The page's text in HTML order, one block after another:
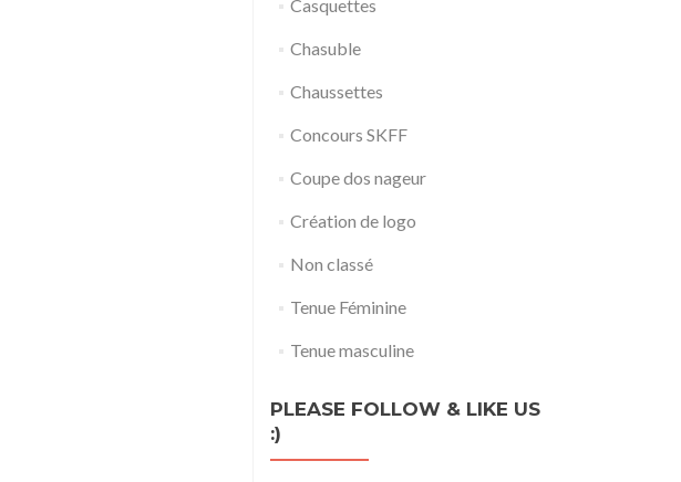
Casquettes
Chasuble
Chaussettes
Concours SKFF
Coupe dos nageur
Création de logo
Non classé
Tenue Féminine
Tenue masculine
PLEASE FOLLOW & LIKE US
:)